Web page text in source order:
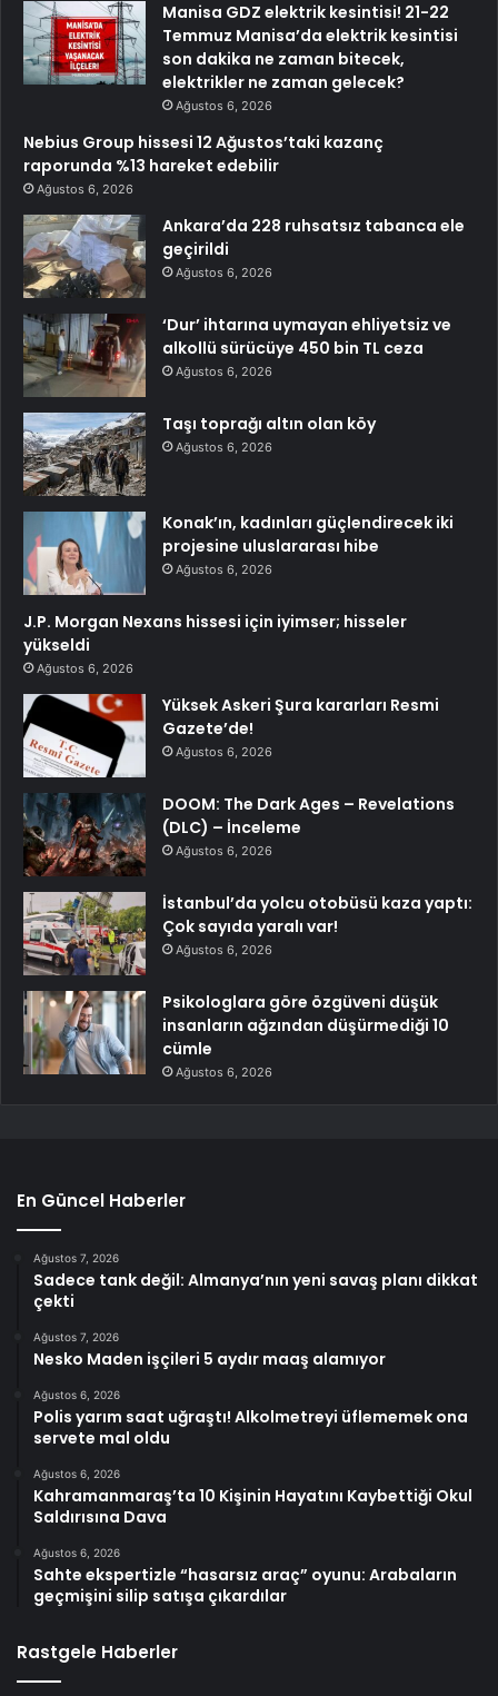
Manisa GDZ elektrik kesintisi! 21-22
Temmuz Manisa’da elektrik kesintisi
son dakika ne zaman bitecek,
elektrikler ne zaman gelecek?
Ağustos 6, 2026
Nebius Group hissesi 12 Ağustos’taki kazanç
raporunda %13 hareket edebilir
Ağustos 6, 2026
Ankara’da 228 ruhsatsız tabanca ele
geçirildi
Ağustos 6, 2026
‘Dur’ ihtarına uymayan ehliyetsiz ve
alkollü sürücüye 450 bin TL ceza
Ağustos 6, 2026
Taşı toprağı altın olan köy
Ağustos 6, 2026
Konak’ın, kadınları güçlendirecek iki
projesine uluslararası hibe
Ağustos 6, 2026
J.P. Morgan Nexans hissesi için iyimser; hisseler
yükseldi
Ağustos 6, 2026
Yüksek Askeri Şura kararları Resmi
Gazete’de!
Ağustos 6, 2026
DOOM: The Dark Ages – Revelations
(DLC) – İnceleme
Ağustos 6, 2026
İstanbul’da yolcu otobüsü kaza yaptı:
Çok sayıda yaralı var!
Ağustos 6, 2026
Psikologlara göre özgüveni düşük
insanların ağzından düşürmediği 10
cümle
Ağustos 6, 2026
En Güncel Haberler
Ağustos 7, 2026
Sadece tank değil: Almanya’nın yeni savaş planı dikkat
çekti
Ağustos 7, 2026
Nesko Maden işçileri 5 aydır maaş alamıyor
Ağustos 6, 2026
Polis yarım saat uğraştı! Alkolmetreyi üflememek ona
servete mal oldu
Ağustos 6, 2026
Kahramanmaraş’ta 10 Kişinin Hayatını Kaybettiği Okul
Saldırısına Dava
Ağustos 6, 2026
Sahte ekspertizle “hasarsız araç” oyunu: Arabaların
geçmişini silip satışa çıkardılar
Rastgele Haberler